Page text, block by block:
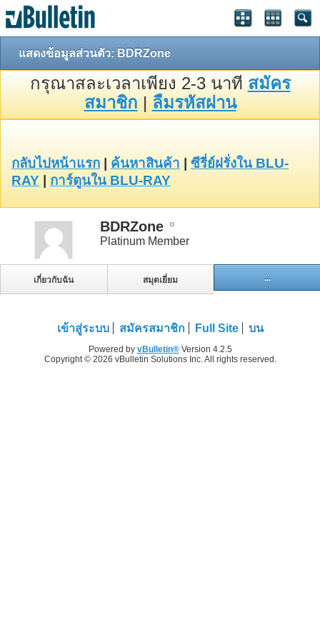
แสดงข้อมูลส่วนตัว: BDRZone
กรุณาสละเวลาเพียง 2-3 นาที สมัคร
สมาชิก | ลืมรหัสผ่าน
กลับไปหน้าแรก ค้นหาสินค้า
ซีรี่ย์ฝรั่งใน BLU-
RAY
การ์ตูนใน BLU-RAY
BDRZone
Platinum Member
เกี่ยวกับฉัน สมุดเยี่ยม ...
เข้าสู่ระบบ สมัครสมาชิก Full Site บน
Powered by vBulletin®Version 4.2.5
Copyright © 2026 vBulletin Solutions Inc. All rights reserved.